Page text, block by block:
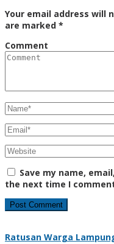
Your email address will
are marked *
Comment
Save my name,
the next time I
Ratusan Warga